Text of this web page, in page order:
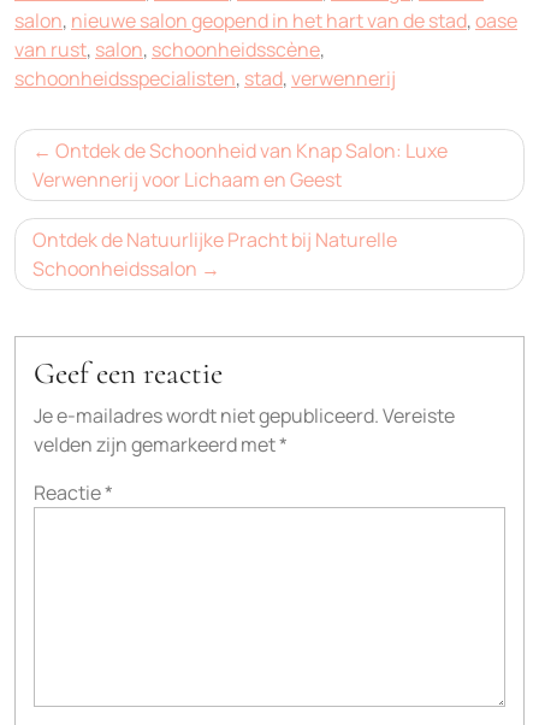
salon, nieuwe salon geopend in het hart van de stad,oase
van rust, salon, schoonheidsscène,
schoonheidsspecialisten, stad,verwennerij
Bericht
navigatie
Ontdek de Schoonheid van Knap Salon: Luxe
Verwennerij voor Lichaam en Geest
Ontdek de Natuurlijke Pracht bij Naturelle
Schoonheidssalon
Geef een reactie
Je e-mailadres wordt niet gepubliceerd.Vereiste
velden zijn gemarkeerd met*
Reactie*